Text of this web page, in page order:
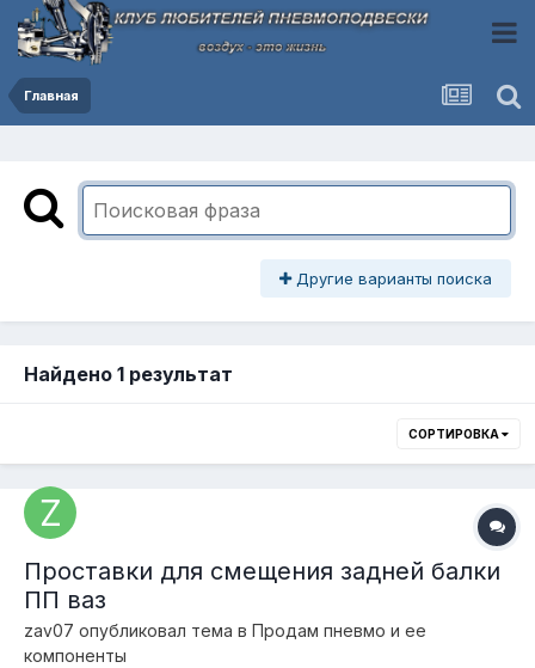
Главная
Другие варианты поиска
Найдено 1 результат
СОРТИРОВКА
Проставки для смещения задней балки
ПП ваз
zav07 опубликовал тема в Продам пневмо и ее
компоненты